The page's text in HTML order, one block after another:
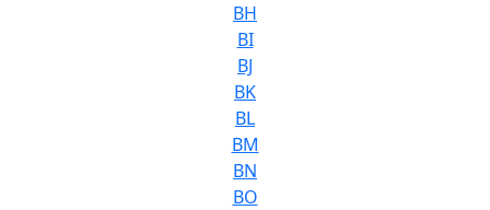
BH
BI
BJ
BK
BL
BM
BN
BO